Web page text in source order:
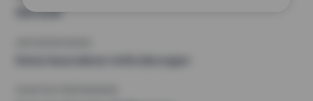
900 EUR